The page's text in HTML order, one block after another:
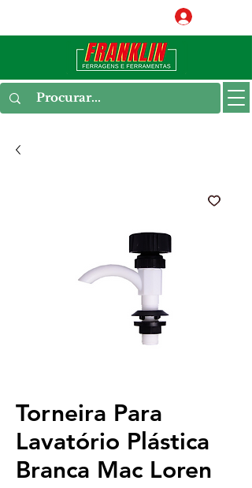
Torneira Para
Lavatório Plástica
Branca Mac Loren